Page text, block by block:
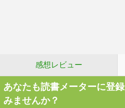
感想レビュー
あなたも読書メーターに登
みませんか？